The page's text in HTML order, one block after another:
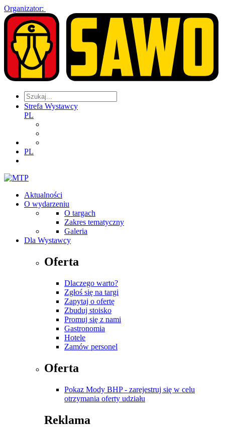
Organizator:
Strefa Wystawcy
PL
PL
Aktualności
O wydarzeniu
O targach
Zakres tematyczny
Galeria
Dla Wystawcy
Oferta
Dlaczego warto?
Zgłoś się na targi
Zapytaj o ofertę
Zbuduj stoisko
Promuj się z nami
Gastronomia
Hotele
Zamów personel
Oferta
Pokaz Mody BHP - zarejestruj się w celu
otrzymania oferty udziału
Reklama